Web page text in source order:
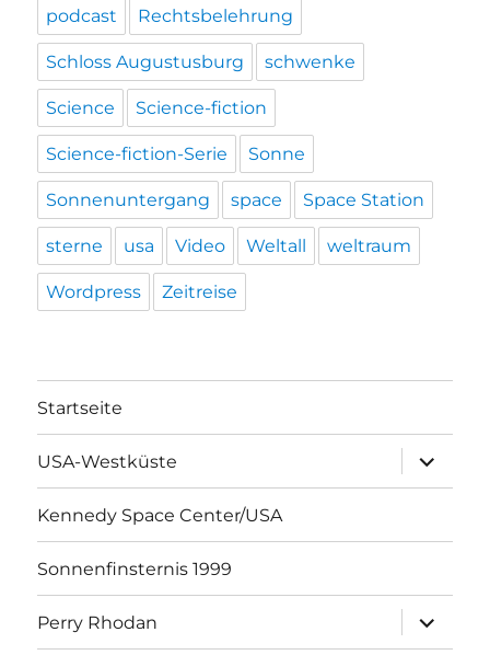
podcast Rechtsbelehrung
Schloss Augustusburg schwenke
Science Science-fiction
Science-fiction-Serie Sonne
Sonnenuntergang space Space Station
sterne usa Video Weltall weltraum
Wordpress Zeitreise
Startseite
USA-Westküste
öffnen
Kennedy Space Center/USA
Sonnenfinsternis 1999
Perry Rhodan
öffnen